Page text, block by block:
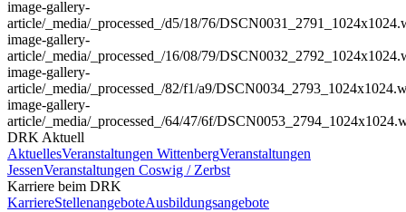
image-gallery-
article/_media/_processed_/d5/18/76/
image-gallery-
article/_media/_processed_/16/08/79/
image-gallery-
article/_media/_processed_/82/f1/a9/
image-gallery-
article/_media/_processed_/64/47/6f/
DRK Aktuell
AktuellesVeranstaltungen WittenbergVeranstaltungen
JessenVeranstaltungen Coswig / Zerbst
Karriere beim DRK
KarriereStellenangeboteAusbildungsangebote